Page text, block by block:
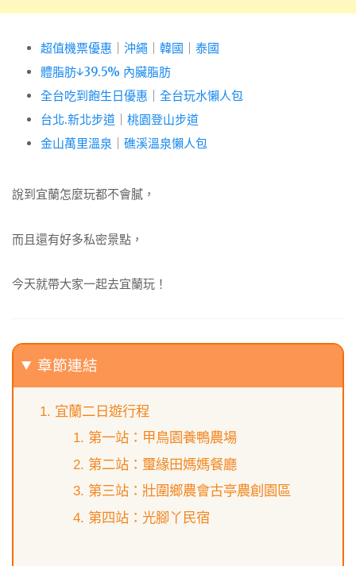
超值機票優惠 沖繩 韓國
泰國
體脂肪↓39.5% 內臟脂肪
全台吃到飽生日優惠
全台玩水懶人包
台北.新北步道
桃園登山步道
金山萬里溫泉
礁溪溫泉懶人包
說到宜蘭怎麼玩都不會膩，
而且還有好多私密景點，
今天就帶大家一起去宜蘭玩！
章節連結
宜蘭二日遊行程
第一站：甲鳥園養鴨農場
第二站：璽緣田媽媽餐廳
第三站：壯圍鄉農會古亭農創園區
第四站：光腳丫民宿